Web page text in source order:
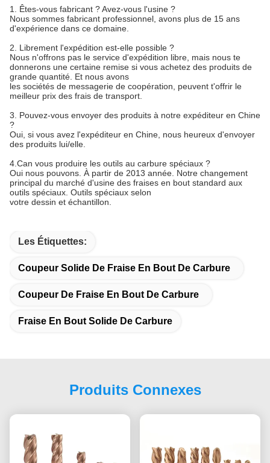
1. Êtes-vous fabricant ? Avez-vous l'usine ?
Nous sommes fabricant professionnel, avons plus de 15 ans
d'expérience dans ce domaine.
2. Librement l'expédition est-elle possible ?
Nous n'offrons pas le service d'expédition libre, mais nous te
donnerons une certaine remise si vous achetez des produits de
grande quantité. Et nous avons
les sociétés de messagerie de coopération, peuvent t'offrir le
meilleur prix des frais de transport.
3. Pouvez-vous envoyer des produits à notre expéditeur en Chine
?
Oui, si vous avez l'expéditeur en Chine, nous heureux d'envoyer
des produits lui/elle.
4.Can vous produire les outils au carbure spéciaux ?
Oui nous pouvons. À partir de 2013 année. Notre changement
principal du marché d'usine des fraises en bout standard aux
outils spéciaux. Outils spéciaux selon
votre dessin et échantillon.
Les Étiquettes:
Coupeur Solide De Fraise En Bout De Carbure
Coupeur De Fraise En Bout De Carbure
Fraise En Bout Solide De Carbure
Produits Connexes